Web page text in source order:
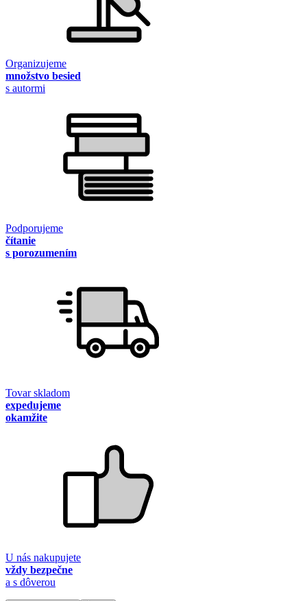
Organizujeme
množstvo besied
s autormi
Podporujeme
čítanie
s porozumením
Tovar skladom
expedujeme
okamžite
U nás nakupujete
vždy bezpečne
a s dôverou